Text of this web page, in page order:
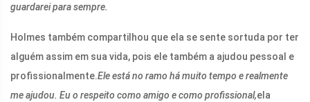
guardarei para sempre.
Holmes também compartilhou que ela se sente sortuda por ter
alguém assim em sua vida, pois ele também a ajudou pessoal e
profissionalmente.Ele está no ramo há muito tempo e realmente
me ajudou. Eu o respeito como amigo e como profissional,ela